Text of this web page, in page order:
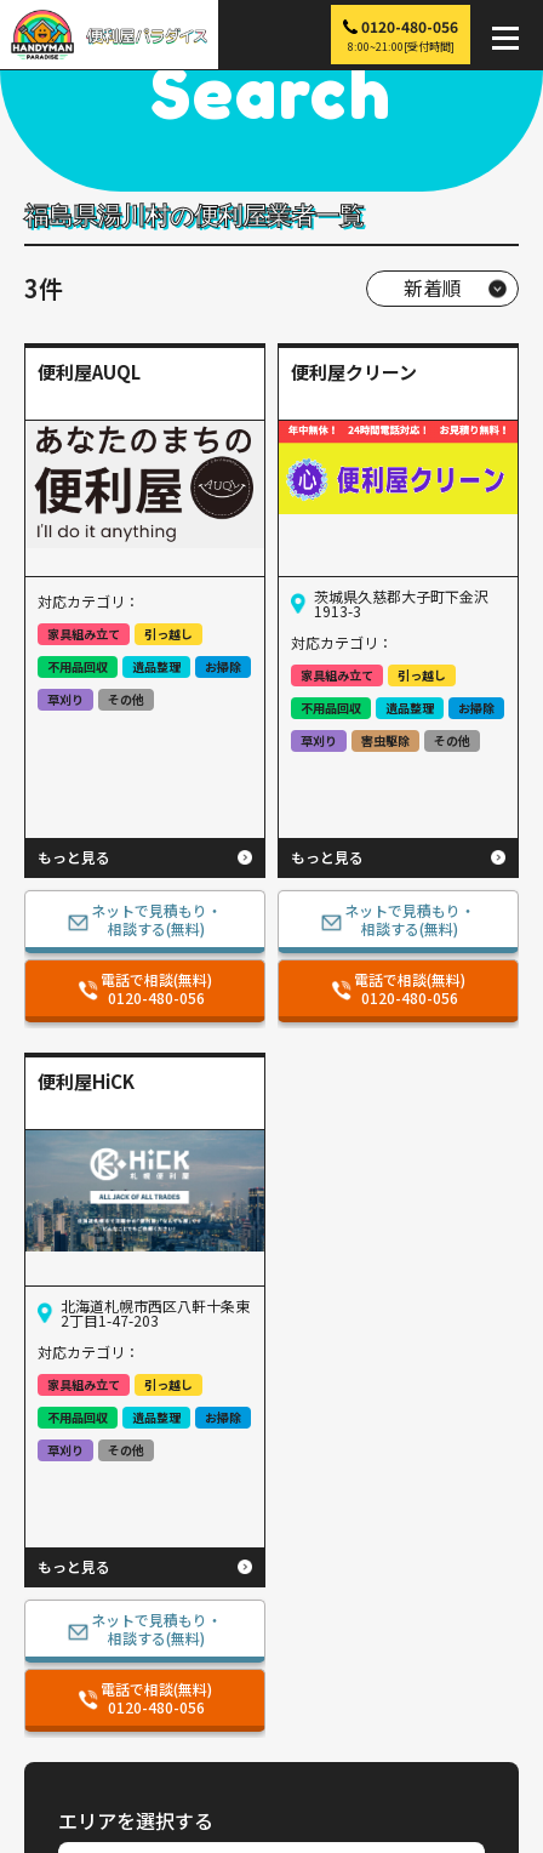
0120-480-056
8:00~21:00[受付時間]
便利屋パラダイス > 探す > 湯川村
Search
福島県湯川村の便利屋業者一覧
3件
便利屋AUQL
対応カテゴリ：
家具組み立て
引っ越し
不用品回収
遺品整理
お掃除
草刈り
その他
もっと見る
ネットで見積もり・
相談する(無料)
電話で相談(無料)
0120-480-056
便利屋クリーン
茨城県久慈郡大子町下金沢
1913-3
対応カテゴリ：
家具組み立て
引っ越し
不用品回収
遺品整理
お掃除
草刈り
害虫駆除 その他
もっと見る
ネットで見積もり・
相談する(無料)
電話で相談(無料)
0120-480-056
便利屋HiCK
北海道札幌市西区八軒十条東
2丁目1-47-203
対応カテゴリ：
家具組み立て
引っ越し
不用品回収
遺品整理
お掃除
草刈り
その他
もっと見る
ネットで見積もり・
相談する(無料)
電話で相談(無料)
0120-480-056
エリアを選択する